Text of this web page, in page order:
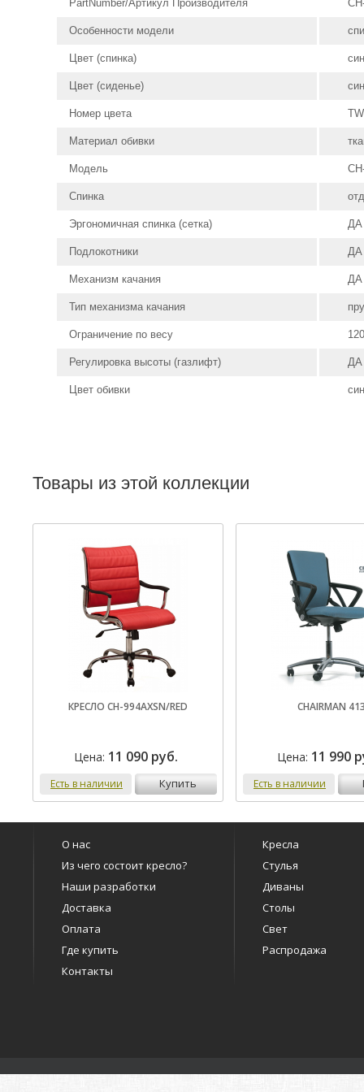
PartNumber/Артикул Производителя
Особенности модели
Цвет (спинка)
Цвет (сиденье)
Номер цвета
Материал обивки
Модель
Спинка
Эргономичная спинка (сетка) ДА
Подлокотники ДА
Механизм качания ДА
Тип механизма качания
Ограничение по весу
Регулировка высоты (газлифт) ДА
Цвет обивки
Товары из этой коллекции
КРЕСЛО CH-994AXSN/RED
Цена: 11 090 руб.
Есть в наличии купить
CHAIRMAN
Цена: 11 990
Есть в наличии
О нас
Из чего состоит кресло?
Наши разработки
Доставка
Оплата
Где купить
Контакты
Кресла
Стулья
Диваны
Столы
Свет
Распродажа